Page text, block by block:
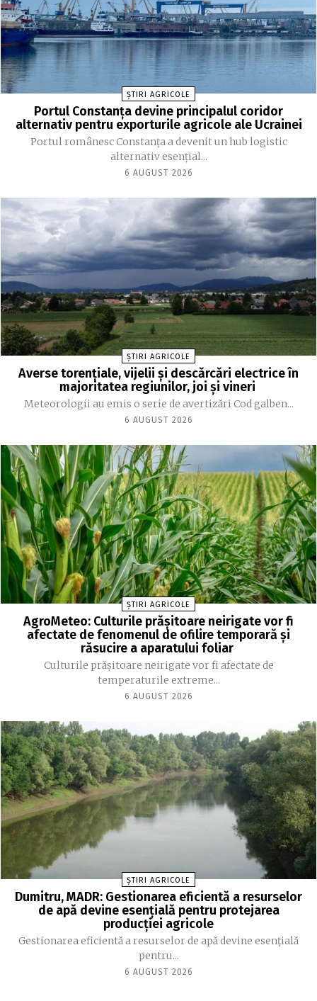
ȘTIRI AGRICOLE
Portul Constanța devine principalul coridor
alternativ pentru exporturile agricole ale Ucrainei
Portul românesc Constanța a devenit un hub logistic
alternativ esențial...
6 AUGUST 2026
ȘTIRI AGRICOLE
Averse torențiale, vijelii și descărcări electrice în
majoritatea regiunilor, joi și vineri
Meteorologii au emis o serie de avertizări Cod galben...
6 AUGUST 2026
ȘTIRI AGRICOLE
AgroMeteo: Culturile prăşitoare neirigate vor fi
afectate de fenomenul de ofilire temporară şi
răsucire a aparatului foliar
Culturile prășitoare neirigate vor fi afectate de
temperaturile extreme...
6 AUGUST 2026
ȘTIRI AGRICOLE
Dumitru, MADR: Gestionarea eficientă a resurselor
de apă devine esenţială pentru protejarea
producţiei agricole
Gestionarea eficientă a resurselor de apă devine esenţială
pentru...
6 AUGUST 2026